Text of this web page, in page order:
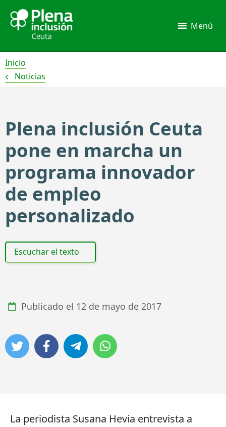
contenido
Menú
Inicio
Noticias
Plena inclusión Ceuta
pone en marcha un
programa innovador
de empleo
personalizado
Escuchar el texto
Publicado el 12 de mayo de 2017
La periodista Susana Hevia entrevista a